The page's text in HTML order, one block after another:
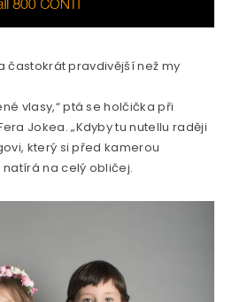
častokrát pravdivější než my
vlasy,“ ptá se holčička při
Jokea. „Kdyby tu nutellu raději
který si před kamerou
na celý obličej.